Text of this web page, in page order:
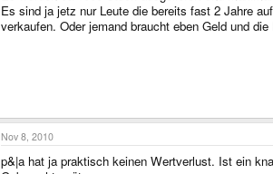
Es sind ja jetz nur Leute die bereits fast 2 Jahre
verkaufen. Oder jemand braucht eben Geld und
Nov 8, 2010
p&|a hat ja praktisch keinen Wertverlust. Ist ein